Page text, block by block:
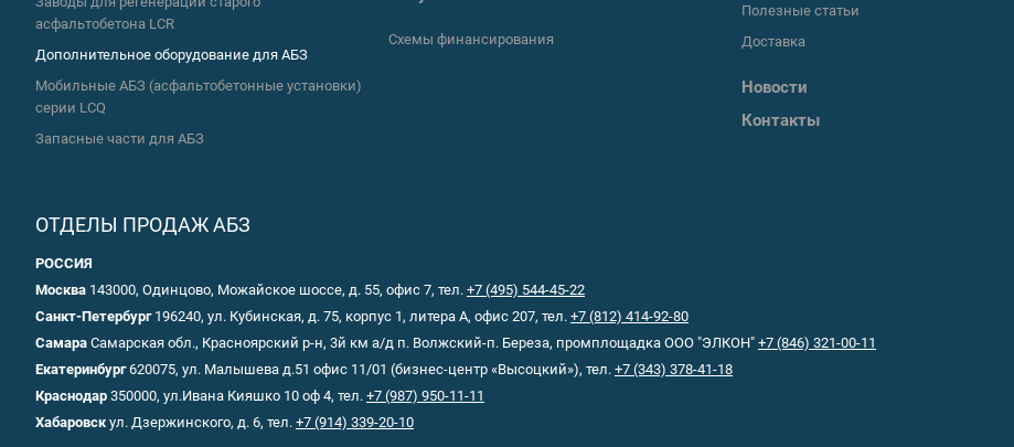
асфальтобетона LCR
Дополнительное оборудование для АБЗ
Мобильные АБЗ (асфальтобетонные установки)
серии LCQ
Запасные части для АБЗ
Схемы финансирования
Полезные статьи
Доставка
Новости
Контакты
ОТДЕЛЫ ПРОДАЖ АБЗ
РОССИЯ
Москва 143000, Одинцово, Можайское шоссе, д. 55, офис 7, тел. +7 (495) 544-45-22
Санкт-Петербург196240, ул. Кубинская, д. 75, корпус 1, литера А, офис 207, тел. +7 (812) 414-92-80
Самара Самарская обл., Красноярский р-н, 3й км а/д п. Волжский-п. Береза, промплощадка ООО "ЭЛКОН" +7 (846) 321-00-11
Екатеринбург620075, ул. Малышева д.51 офис 11/01 (бизнес-центр «Высоцкий»), тел. +7 (343) 378-41-18
Краснодар 350000, ул.Ивана Кияшко 10 оф 4, тел. +7 (987) 950-11-11
Хабаровск ул. Дзержинского, д. 6, тел. +7 (914) 339-20-10